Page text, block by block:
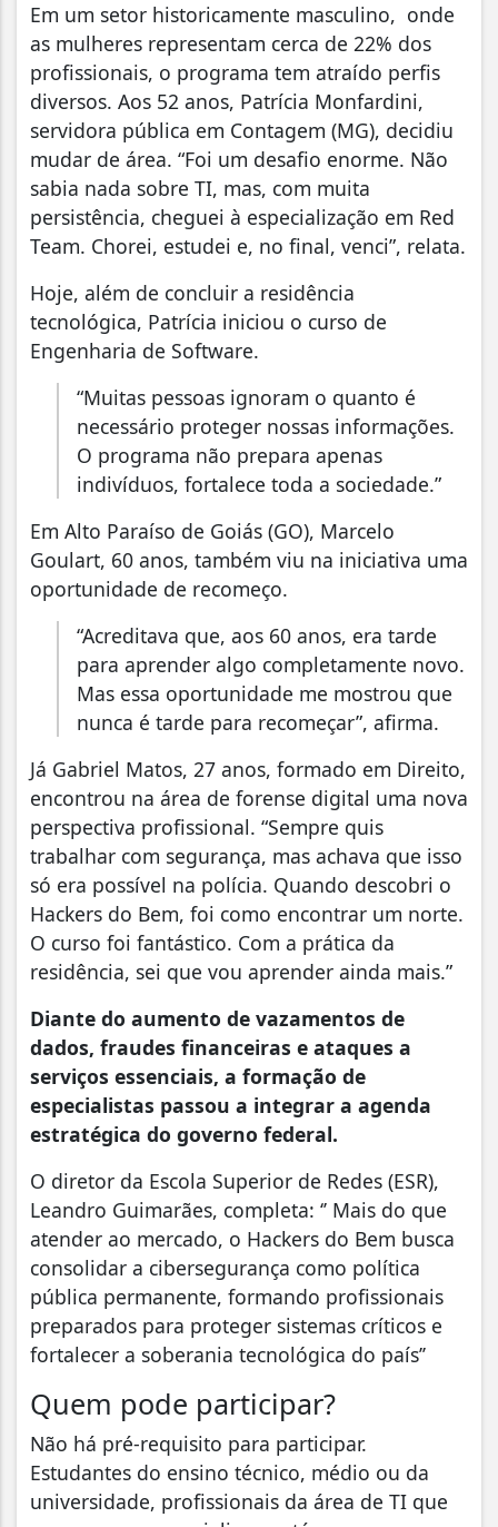
Em um setor historicamente masculino, onde
as mulheres representam cerca de 22% dos
profissionais, o programa tem atraído perfis
diversos. Aos 52 anos, Patrícia Monfardini,
servidora pública em Contagem (MG), decidiu
mudar de área. “Foi um desafio enorme. Não
sabia nada sobre TI, mas, com muita
persistência, cheguei à especialização em Red
Team. Chorei, estudei e, no final, venci”, relata.
Hoje, além de concluir a residência
tecnológica, Patrícia iniciou o curso de
Engenharia de Software.
“Muitas pessoas ignoram o quanto é
necessário proteger nossas informações.
O programa não prepara apenas
indivíduos, fortalece toda a sociedade.”
Em Alto Paraíso de Goiás (GO), Marcelo
Goulart, 60 anos, também viu na iniciativa uma
oportunidade de recomeço.
“Acreditava que, aos 60 anos, era tarde
para aprender algo completamente novo.
Mas essa oportunidade me mostrou que
nunca é tarde para recomeçar”, afirma.
Já Gabriel Matos, 27 anos, formado em Direito,
encontrou na área de forense digital uma nova
perspectiva profissional. “Sempre quis
trabalhar com segurança, mas achava que isso
só era possível na polícia. Quando descobri o
Hackers do Bem, foi como encontrar um norte.
O curso foi fantástico. Com a prática da
residência, sei que vou aprender ainda mais.”
Diante do aumento de vazamentos de
dados, fraudes financeiras e ataques a
serviços essenciais, a formação de
especialistas passou a integrar a agenda
estratégica do governo federal.
O diretor da Escola Superior de Redes (ESR),
Leandro Guimarães, completa: ‘’ Mais do que
atender ao mercado, o Hackers do Bem busca
consolidar a cibersegurança como política
pública permanente, formando profissionais
preparados para proteger sistemas críticos e
fortalecer a soberania tecnológica do país’’
Quem pode participar?
Não há pré-requisito para participar.
Estudantes do ensino técnico, médio ou da
universidade, profissionais da área de TI que